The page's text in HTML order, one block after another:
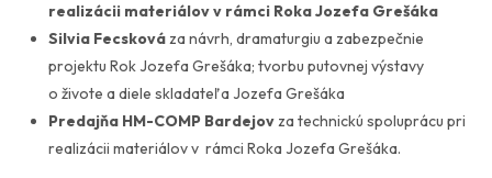
realizácii materiálov v rámci Roka Jozefa Grešáka
Silvia Fecskováza návrh, dramaturgiu a zabezpečnie
projektu Rok Jozefa Grešáka; tvorbu putovnej výstavy
o živote a diele skladateľa Jozefa Grešáka
Predajňa HM-COMP Bardejovza technickú spoluprácu pri
realizácii materiálov v rámci Roka Jozefa Grešáka.